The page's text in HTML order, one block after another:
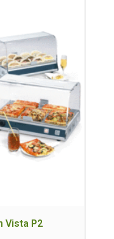
Vista P2